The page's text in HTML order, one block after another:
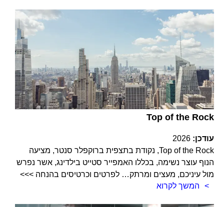
Top of the Rock
עודכן: 2026
Top of the Rock, נקודת בתצפית ברוקפלר סנטר, מציעה
הנוף עוצר נשימה, בכללו האמפייר סטייט בילדינג, אשר נפרש
מול עיניכם, מעצים ומרתק… לפרטים וכרטיסים בהנחה >>>
המשך לקרוא